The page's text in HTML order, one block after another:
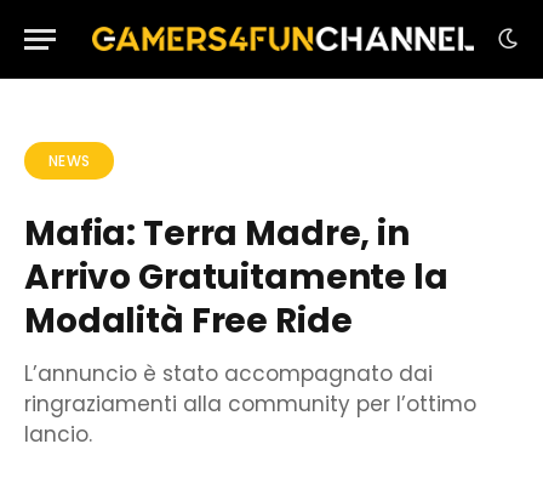
NEWS
Mafia: Terra Madre, in
Arrivo Gratuitamente la
Modalità Free Ride
L’annuncio è stato accompagnato dai
ringraziamenti alla community per l’ottimo
lancio.